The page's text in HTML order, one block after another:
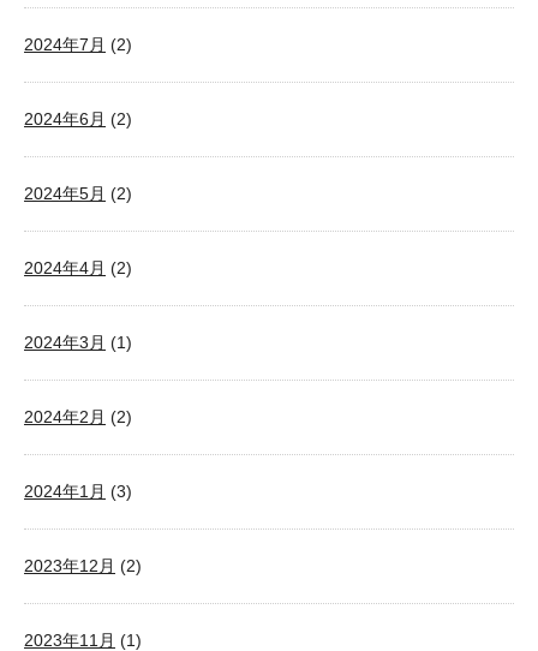
2024年7月 (2)
2024年6月 (2)
2024年5月 (2)
2024年4月 (2)
2024年3月 (1)
2024年2月 (2)
2024年1月 (3)
2023年12月 (2)
2023年11月 (1)